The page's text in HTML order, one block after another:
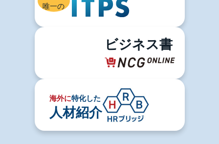
唯一の
ビジネス書
海外に特化した
人材紹介